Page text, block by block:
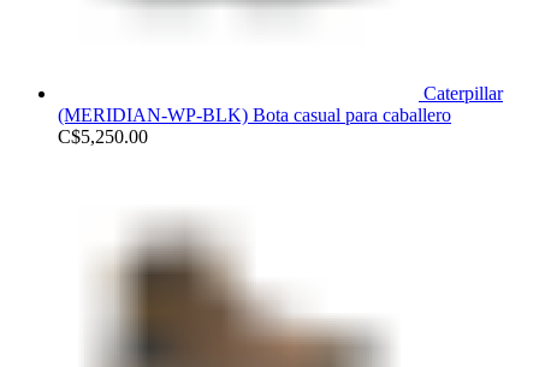
Caterpillar
(MERIDIAN-WP-BLK) Bota casual para caballero
C$5,250.00